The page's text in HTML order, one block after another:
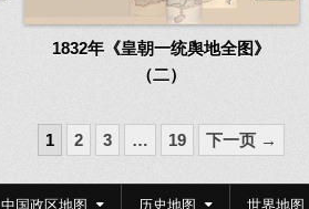
1832年《皇朝一统舆地全图》
（二）
1 2 3 … 19 下一页 →
中国政区地图 历史地图 世界地图